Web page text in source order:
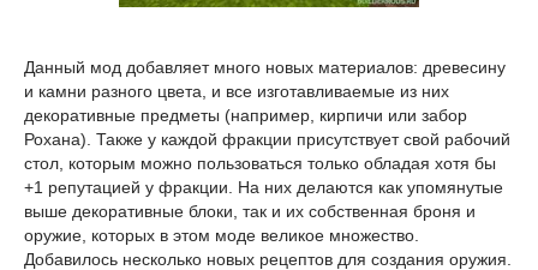
Данный мод добавляет много новых материалов: древесину
и камни разного цвета, и все изготавливаемые из них
декоративные предметы (например, кирпичи или забор
Рохана). Также у каждой фракции присутствует свой рабочий
стол, которым можно пользоваться только обладая хотя бы
+1 репутацией у фракции. На них делаются как упомянутые
выше декоративные блоки, так и их собственная броня и
оружие, которых в этом моде великое множество.
Добавилось несколько новых рецептов для создания оружия.